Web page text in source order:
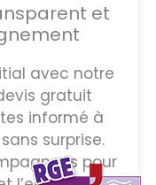
et
avec notre
gratuit
informé à
surprise.
pour